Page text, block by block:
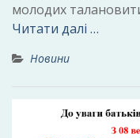
молодих
Читати далі …
Новини